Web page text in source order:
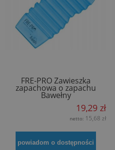
FRE-PRO Zawieszka
zapachowa o zapachu
Bawełny
19,29 zł
netto: 15,68 zł
powiadom o dostępności